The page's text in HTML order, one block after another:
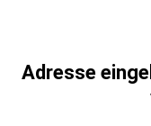
Adresse